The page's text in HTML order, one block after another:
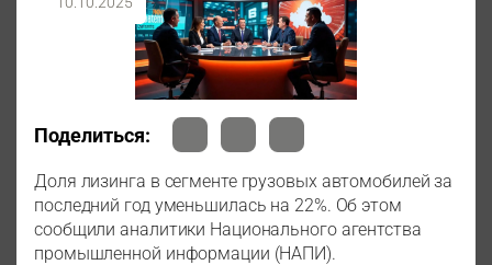
Поделиться:
Доля лизинга в сегменте грузовых автомобилей за
последний год уменьшилась на 22%. Об этом
сообщили аналитики Национального агентства
промышленной информации (НАПИ).